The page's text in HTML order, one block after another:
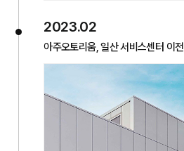
2023.02
아주오토리움, 일산 서비스센터 이전